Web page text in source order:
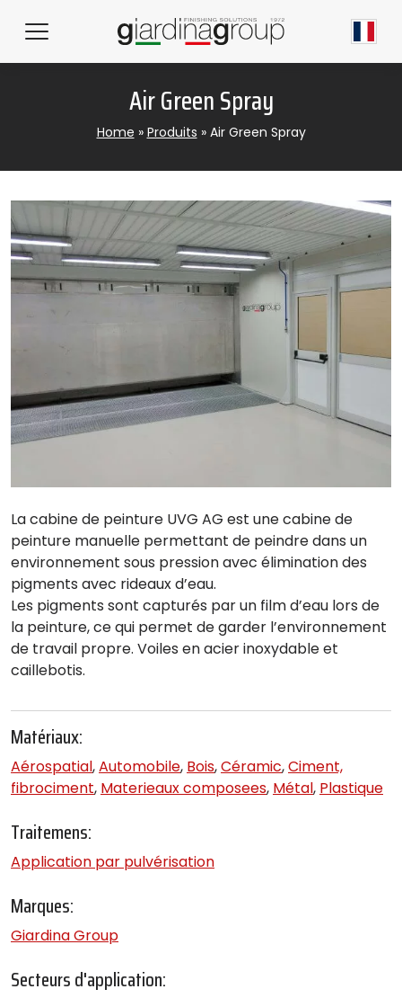
Air Green Spray
Home » Produits » Air Green Spray
La cabine de peinture UVG AG est une cabine de
peinture manuelle permettant de peindre dans un
environnement sous pression avec élimination des
pigments avec rideaux d’eau.
Les pigments sont capturés par un film d’eau lors de
la peinture, ce qui permet de garder l’environnement
de travail propre. Voiles en acier inoxydable et
caillebotis.
Matériaux:
Aérospatial,Automobile, Bois,Céramic,Ciment,
fibrociment, Materieaux composees, Métal, Plastique
Traitemens:
Application par pulvérisation
Marques:
Giardina Group
Secteurs d'application: